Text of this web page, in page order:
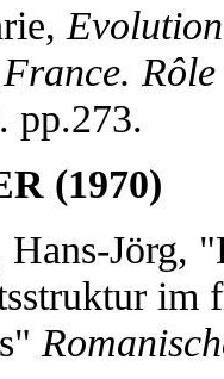
pp.273.
(1970)
Hans-Jörg,
im